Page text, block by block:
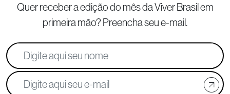
Quer receber a edição do mês da Viver Brasilem
primeira mão? Preencha seu e-mail.